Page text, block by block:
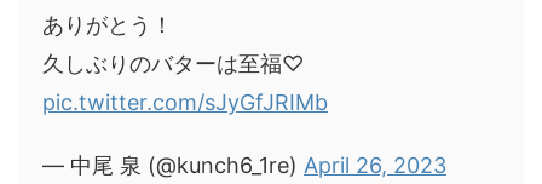
ありがとう！
久しぶりのバターは至福♡
pic.twitter.com/sJyGfJRIMb
— 中尾 泉 (@kunch6_1re) April 26, 2023